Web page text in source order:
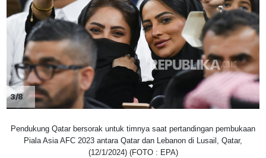
3/8
Pendukung Qatar bersorak untuk timnya saat pertandingan pembukaan
Piala Asia AFC 2023 antara Qatar dan Lebanon di Lusail, Qatar,
(12/1/2024) (FOTO : EPA)